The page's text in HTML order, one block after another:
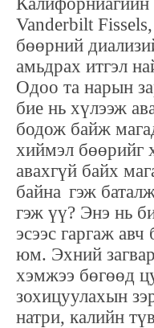
Vanderbilt
бөөрний
амьдрах итгэл
Одоо та нарын
бие нь хүлээж
бодож байж
хиймэл бөөрийг
авахгүй байх
байна гэж
гэж үү? Энэ нь
эсээс гаргаж авч
юм. Эхний
хэмжээ бөгөөд
зохицуулахын
натри, калийн